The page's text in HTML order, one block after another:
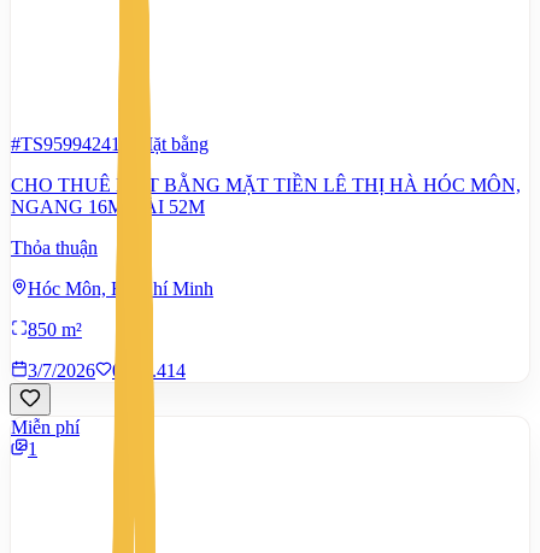
#TS95994241
Mặt bằng
CHO THUÊ MẶT BẰNG MẶT TIỀN LÊ THỊ HÀ HÓC MÔN,
NGANG 16M DÀI 52M
Thỏa thuận
Hóc Môn, Hồ Chí Minh
850 m²
3/7/2026
0 1.414
Miễn phí
1